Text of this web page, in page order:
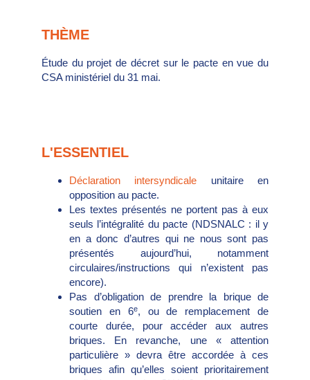
THÈME
Étude du projet de décret sur le pacte en vue du
CSA ministériel du 31 mai.
L'ESSENTIEL
Déclaration intersyndicale unitaire en
opposition au pacte.
Les textes présentés ne portent pas à eux
seuls l’intégralité du pacte (NDSNALC : il y
en a donc d’autres qui ne nous sont pas
présentés aujourd’hui, notamment
circulaires/instructions qui n’existent pas
encore).
Pas d’obligation de prendre la brique de
soutien en 6e, ou de remplacement de
courte durée, pour accéder aux autres
briques. En revanche, une « attention
particulière » devra être accordée à ces
briques afin qu’elles soient prioritairement